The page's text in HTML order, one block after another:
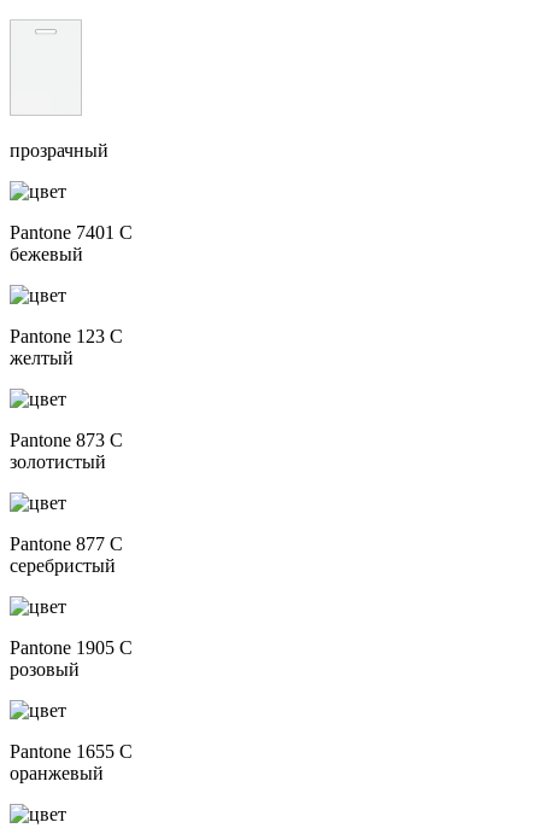
прозрачный
Pantone 7401 C
бежевый
Pantone 123 C
желтый
Pantone 873 C
золотистый
Pantone 877 C
серебристый
Pantone 1905 C
розовый
Pantone 1655 C
оранжевый